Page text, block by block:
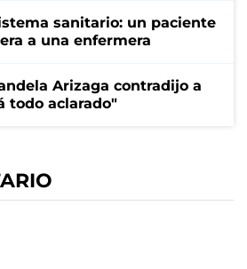
sanitario: un paciente
a una enfermera
Arizaga contradijo a
todo aclarado"